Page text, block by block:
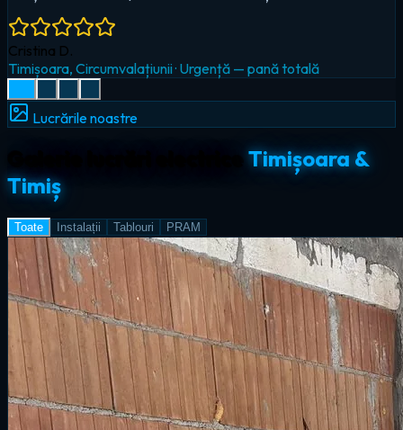
Radu I.
Giroc·Iluminat LED & smart home
Lucrările noastre
Timișoara &
Timiș
Toate Instalații Tablouri PRAM